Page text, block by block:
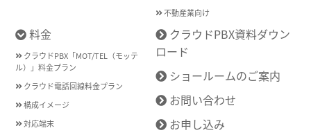
不動産業向け
料金
クラウドPBX「MOT/TEL（モッテ
ル）」料金プラン
クラウド電話回線料金プラン
構成イメージ
対応端末
クラウドPBX資料ダウン
ロード
ショールームのご案内
お問い合わせ
お申し込み